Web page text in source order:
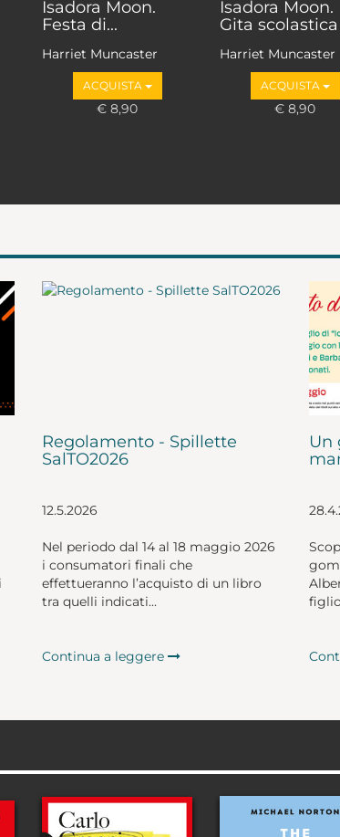
Isadora Moon.
Festa di...
Harriet Muncaster
ACQUISTA
€ 8,90
Isadora Moon.
Gita scolastica
Harriet Muncaster
ACQUISTA
€ 8,90
Regolamento - Spillette
SalTO2026
12.5.2026
Nel periodo dal 14 al 18 maggio 2026
i consumatori finali che
effettueranno l’acquisto di un libro
tra quelli indicati...
Continua a leggere
Un